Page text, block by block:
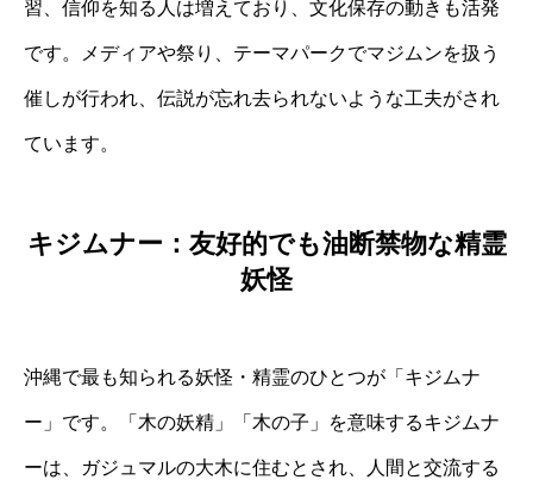
習、信仰を知る人は増えており、文化保存の動きも活発
です。メディアや祭り、テーマパークでマジムンを扱う
催しが行われ、伝説が忘れ去られないような工夫がされ
ています。
キジムナー：友好的でも油断禁物な精霊
妖怪
沖縄で最も知られる妖怪・精霊のひとつが「キジムナ
ー」です。「木の妖精」「木の子」を意味するキジムナ
ーは、ガジュマルの大木に住むとされ、人間と交流する